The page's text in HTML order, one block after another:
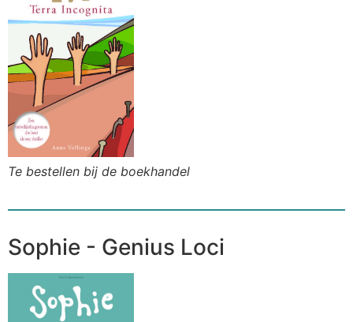
Te bestellen bij de boekhandel
Sophie - Genius Loci